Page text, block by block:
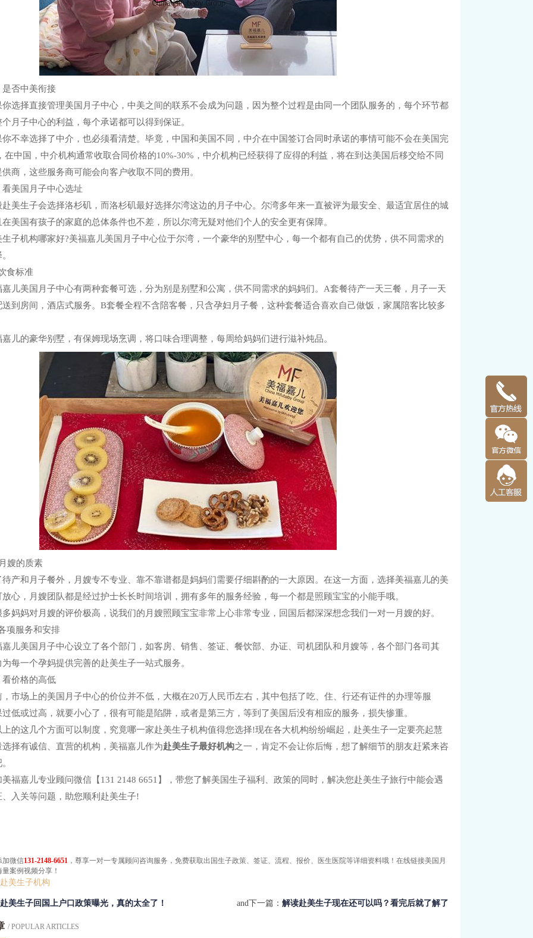
是否中美衔接
你选择直接管理美国月子中心，中美之间的联系不会成为问题，因为整个过程是由同一个团队服务的，每个环节都
月子中心的利益，每个承诺都可以得到保证。
你不幸选择了中介，也必须看清楚。毕竟，中国和美国不同，中介在中国签订合同时承诺的事情可能不会在美国完
在中国，中介机构通常收取合同价格的10%-30%，中介机构已经获得了应得的利益，将在到达美国后移交给不同
商，这些服务商可能会向客户收取不同的费用。
看美国月子中心选址
赴美生子会选择洛杉矶，而洛杉矶最好选择尔湾这边的月子中心。尔湾多年来一直被评为最安全、最适宜居住的城
美国有孩子的家庭的总体条件也不差，所以尔湾无疑对他们个人的安全更有保障。
生子机构哪家好?美福嘉儿美国月子中心位于尔湾，一个豪华的别墅中心，每一个都有自己的优势，供不同需求的
食标准
嘉儿美国月子中心有两种套餐可选，分为别是别墅和公寓，供不同需求的妈妈们。A套餐待产一天三餐，月子一天
送到房间，酒店式服务。B套餐全程不含陪客餐，只含孕妇月子餐，这种套餐适合喜欢自己做饭，家属陪客比较多
嘉儿的豪华别墅，有保姆现场烹调，将口味合理调整，每周给妈妈们进行滋补炖品。
嫂的质素
待产和月子餐外，月嫂专不专业、靠不靠谱都是妈妈们需要仔细斟酌的一大原因。在这一方面，选择美福嘉儿的美
心，月嫂团队都是经过护士长长时间培训，拥有多年的服务经验，每一个都是照顾宝宝的小能手哦。
多妈妈对月嫂的评价极高，说我们的月嫂照顾宝宝非常上心非常专业，回国后都深深想念我们一对一月嫂的好。
项服务和安排
嘉儿美国月子中心设立了各个部门，如客房、销售、签证、餐饮部、办证、司机团队和月嫂等，各个部门各司其
每一个孕妈提供完善的赴美生子一站式服务。
看价格的高低
，市场上的美国月子中心的价位并不低，大概在20万人民币左右，其中包括了吃、住、行还有证件的办理等服
低或过高，就要小心了，很有可能是陷阱，或者是第三方，等到了美国后没有相应的服务，损失惨重。
上的这几个方面可以制度，究竟哪一家赴美生子机构值得您选择!现在各大机构纷纷崛起，赴美生子一定要亮起慧
选择有诚信、直营的机构，美福嘉儿作为赴美生子最好机构之一，肯定不会让你后悔，想了解细节的朋友赶紧来咨
美福嘉儿专业顾问微信【131 2148 6651】，带您了解美国生子福利、政策的同时，解决您赴美生子旅行中能会遇
、入关等问题，助您顺利赴美生子!
加微信131-2148-6651 ，尊享一对一专属顾问咨询服务，免费获取​出国生子政策、签证、流程、报价、医生医院等详细资料哦！在线链接美国月
案例视频分享！
赴美生子机构
赴美生子回国上户口政策曝光，真的太全了！ and下一篇： 解读赴美生子现在还可以吗？看完后就了解了
/ POPULAR ARTICLES